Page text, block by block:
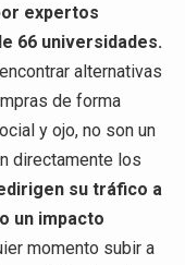
expertos
66 universidades.
alternativas
de forma
y ojo, no son un
directamente los
su tráfico a
un impacto
momento subir a